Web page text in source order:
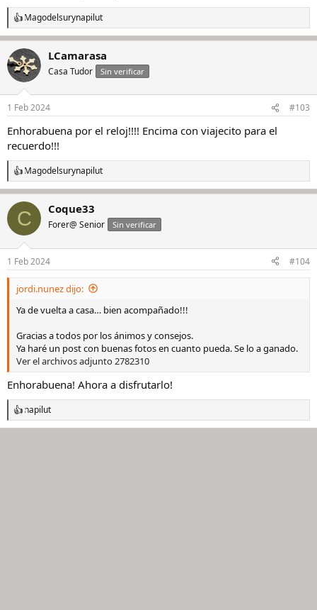
R
e
a
c
c
i
e
:
Magodelsurynapilut
LCamarasa
Casa Tudor Sin verificar
1 Feb 2024 #103
Enhorabuena por el reloj!!!! Encima con viajecito para el
recuerdo!!!
R
e
c
i
e
s
Magodelsurynapilut
C Coque33
Forer@ Senior Sin verificar
1 Feb 2024 #104
jordi.nunez dijo:
Ya de vuelta a casa… bien acompañado!!!
Gracias a todos por los ánimos y consejos.
Ya haré un post con buenas fotos en cuanto pueda. Se lo a ganado.
Ver el archivos adjunto 2782310
Enhorabuena! Ahora a disfrutarlo!
R
e
napilut